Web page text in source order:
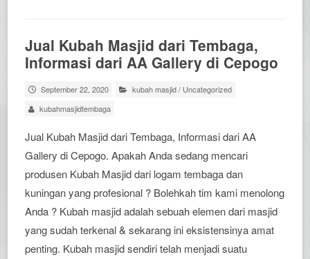
Jual Kubah Masjid dari Tembaga,
Informasi dari AA Gallery di Cepogo
September 22, 2020 kubah masjid/ Uncategorized
kubahmasjidtembaga
Jual Kubah Masjid dari Tembaga, Informasi dari AA
Gallery di Cepogo. Apakah Anda sedang mencari
produsen Kubah Masjid dari logam tembaga dan
kuningan yang profesional ? Bolehkah tim kami menolong
Anda ? Kubah masjid adalah sebuah elemen dari masjid
yang sudah terkenal & sekarang ini eksistensinya amat
penting. Kubah masjid sendiri telah menjadi suatu